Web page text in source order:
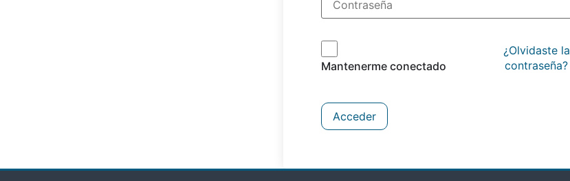
Mantenerme conectado
¿Olvidaste la
contraseña?
Acceder